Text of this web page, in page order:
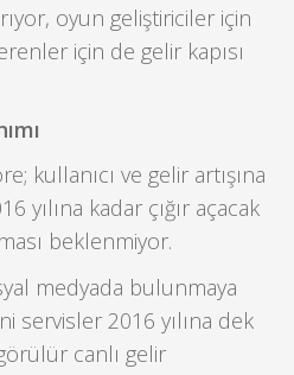
oyun geliştiriciler için
için de gelir kapısı
kullanıcı ve gelir artışına
yılına kadar çığır açacak
beklenmiyor.
medyada bulunmaya
servisler 2016 yılına dek
canlı gelir